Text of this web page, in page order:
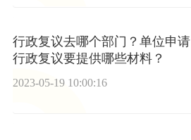
行政复议去哪个部门？单位申请
行政复议要提供哪些材料？
2023-05-19 10:00:16